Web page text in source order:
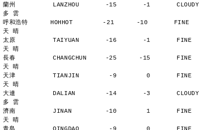
蘭州          LANZHOU       -15       -1       CLOUDY
多 雲
呼和浩特      HOHHOT        -21      -10       FINE
天 晴
太原          TAIYUAN       -16       -1       FINE
天 晴
長春          CHANGCHUN     -25      -15       FINE
天 晴
天津          TIANJIN        -9        0       FINE
天 晴
大連          DALIAN        -14       -3       CLOUDY
多 雲
濟南          JINAN         -10        1       FINE
天 晴